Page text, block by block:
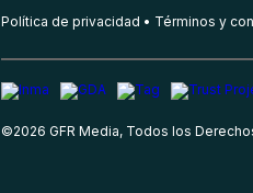
Política de privacidad Términos y
©2026 GFR Media, Todos los